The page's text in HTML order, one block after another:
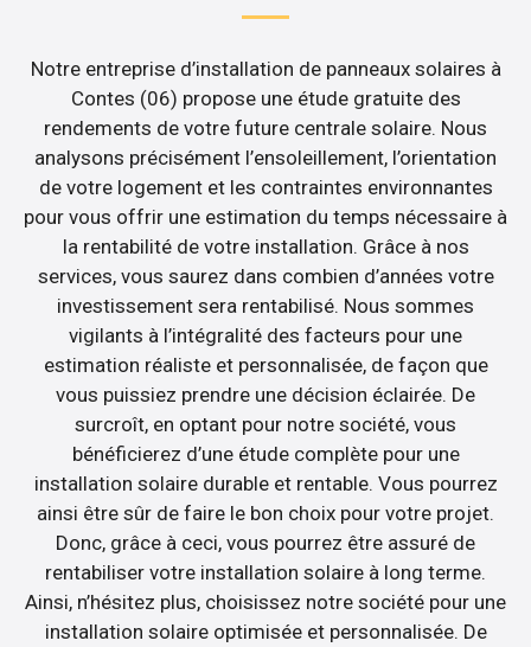
Notre entreprise d’installation de panneaux solaires à
Contes (06) propose une étude gratuite des
rendements de votre future centrale solaire. Nous
analysons précisément l’ensoleillement, l’orientation
de votre logement et les contraintes environnantes
pour vous offrir une estimation du temps nécessaire à
la rentabilité de votre installation. Grâce à nos
services, vous saurez dans combien d’années votre
investissement sera rentabilisé. Nous sommes
vigilants à l’intégralité des facteurs pour une
estimation réaliste et personnalisée, de façon que
vous puissiez prendre une décision éclairée. De
surcroît, en optant pour notre société, vous
bénéficierez d’une étude complète pour une
installation solaire durable et rentable. Vous pourrez
ainsi être sûr de faire le bon choix pour votre projet.
Donc, grâce à ceci, vous pourrez être assuré de
rentabiliser votre installation solaire à long terme.
Ainsi, n’hésitez plus, choisissez notre société pour une
installation solaire optimisée et personnalisée. De